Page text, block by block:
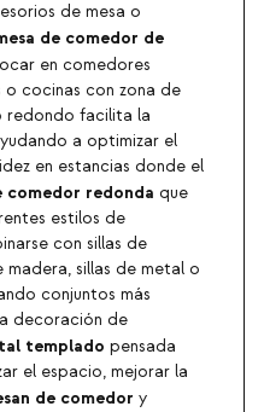
de mesa o
de comedor de
en comedores
o cocinas con zona de
redondo facilita la
a optimizar el
en estancias donde el
comedor redonda que
estilos de
con sillas de
sillas de metal o
conjuntos más
decoración de
templado pensada
el espacio, mejorar la
de comedor y